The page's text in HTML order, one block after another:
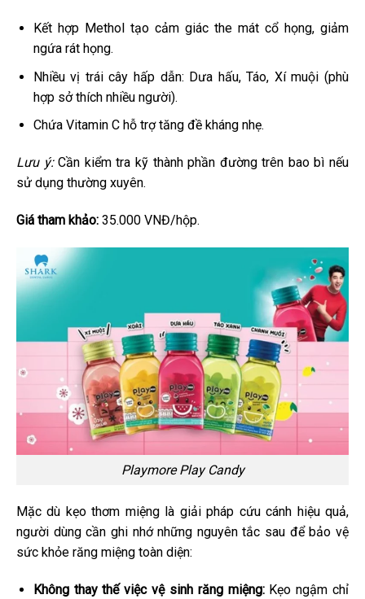
Kết hợp Methol tạo cảm giác the mát cổ họng, giảm
ngứa rát họng.
Nhiều vị trái cây hấp dẫn: Dưa hấu, Táo, Xí muội (phù
hợp sở thích nhiều người).
Chứa Vitamin C hỗ trợ tăng đề kháng nhẹ.
Lưu ý:Cần kiểm tra kỹ thành phần đường trên bao bì nếu
sử dụng thường xuyên.
Giá tham khảo: 35.000 VNĐ/hộp.
Playmore Play Candy
Mặc dù kẹo thơm miệng là giải pháp cứu cánh hiệu quả,
người dùng cần ghi nhớ những nguyên tắc sau để bảo vệ
sức khỏe răng miệng toàn diện:
Không thay thế việc vệ sinh răng miệng:Kẹo ngậm chỉ